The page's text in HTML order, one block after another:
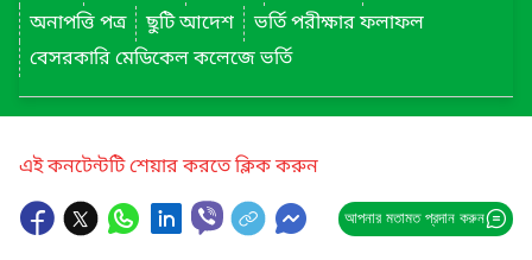
অনাপত্তি পত্র
ছুটি আদেশ
ভর্তি পরীক্ষার ফলাফল
বেসরকারি মেডিকেল কলেজে ভর্তি
এই কনটেন্টটি শেয়ার করতে ক্লিক করুন
আপনার মতামত প্রদান করুন